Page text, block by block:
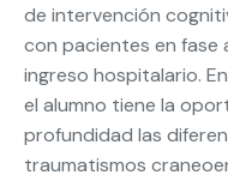
de intervención
con pacientes en fase
ingreso hospitalario.
el alumno tiene la
profundidad las
traumatismos